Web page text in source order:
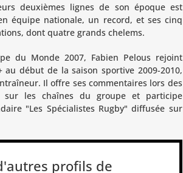
deuxièmes lignes de son époque est
équipe nationale, un record, et ses cinq
dont quatre grands chelems.
du Monde 2007, Fabien Pelous rejoint
début de la saison sportive 2009-2010,
Il offre ses commentaires lors des
les chaînes du groupe et participe
"Les Spécialistes Rugby" diffusée sur
profils de